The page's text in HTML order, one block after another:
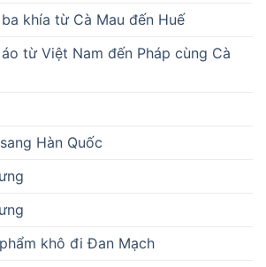
khía từ Cà Mau đến Huế
từ Việt Nam đến Pháp cùng Cà
Hàn Quốc
khô đi Đan Mạch